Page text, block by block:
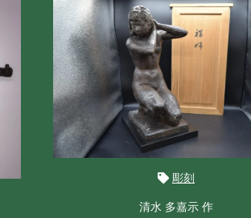
彫刻
清水 多嘉示 作